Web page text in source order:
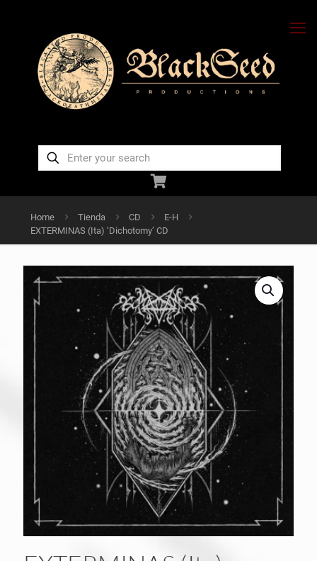
Home Tienda CD
E-H
EXTERMINAS (Ita) ‘Dichotomy’ CD